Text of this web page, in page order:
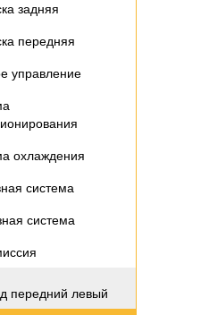
задняя
передняя
управление
охлаждения
система
система
передний левый